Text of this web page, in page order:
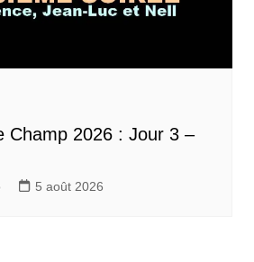
Champ 2026 : Jour 3 –
5 août 2026